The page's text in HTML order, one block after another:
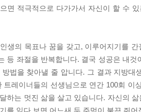
면 적극적으로 다가가서 자신이 할 수
생의 목표나 꿈을 갖고, 이루어지기를
등 좌절을 반복합니다. 결국 성공은 내
방법을 찾아낼 줄 압니다. 그 결과 지방대
트레이너들의 선생님으로 연간 100회 이
하는 멋진 삶을 살고 있습니다. 자신의
를 읽다 보면 어느새 두 주먹이 불끈 쥐어